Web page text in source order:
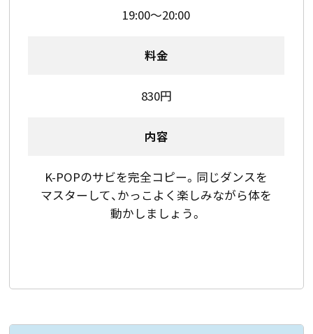
19:00～20:00
料金
830円
内容
K-POPのサビを完全コピー。同じダンスを
マスターして、かっこよく楽しみながら体を
動かしましょう。